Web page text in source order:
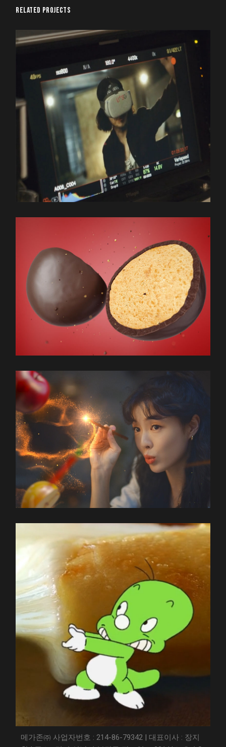
RELATED PROJECTS
메가존㈜ 사업자번호 : 214-86-79342 | 대표이사 : 장지